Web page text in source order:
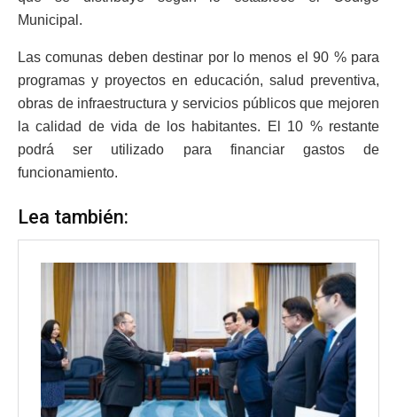
Municipal.
Las comunas deben destinar por lo menos el 90 % para
programas y proyectos en educación, salud preventiva,
obras de infraestructura y servicios públicos que mejoren
la calidad de vida de los habitantes. El 10 % restante
podrá ser utilizado para financiar gastos de
funcionamiento.
Lea también: